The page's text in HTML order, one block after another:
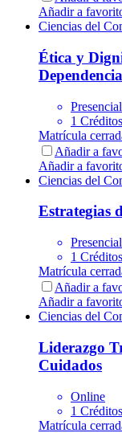
Añadir a
Ciencias del
Ética y
Dependencia
Presencial
1
Matrícula
Añadir a
Añadir a
Ciencias del
Estrategias
Presencial
1
Matrícula
Añadir a
Añadir a
Ciencias del
Liderazgo
Cuidados
Online
1
Matrícula